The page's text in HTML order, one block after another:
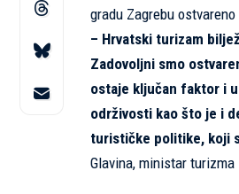
gradu Zagrebu
– Hrvatski turizam
Zadovoljni smo
ostaje ključan faktor i
održivosti kao što je i
turističke politike, koji
Glavina, ministar turizma